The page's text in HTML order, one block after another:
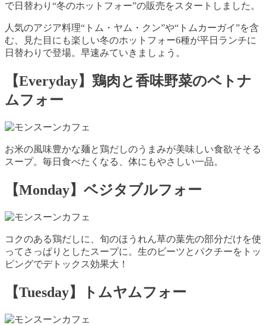
で日替わり“冬のホットフォー”の販売をスタートしました。
人気のアジア料理“トム・ヤム・クン”や“トムカーガイ”を含
む、見た目にも楽しい冬のホットフォー6種が平日ランチに
日替わりで登場。早速みていきましょう。
【Everyday】鶏肉と香味野菜のベトナ
ムフォー
お米の風味豊かな麺と鶏だしのうまみが美味しい食欲そそる
スープ。毎日食べたくなる、体にもやさしい一品。
【Monday】ベジタブルフォー
コクのある鶏だしに、旬のほうれん草の葉先の部分だけを使
ってさっぱりとしたスープに。生のビーツとパクチーをトッ
ピングでデトックス効果大！
【Tuesday】トムヤムフォー